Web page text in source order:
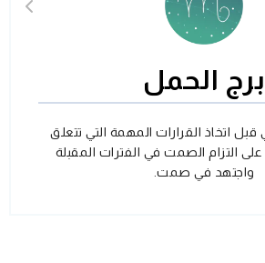
برج الحمل
اتخاذ القرارات المهمة التي تتعلق
التزام الصمت في الفترات المقبلة
واجتهد في صمت.